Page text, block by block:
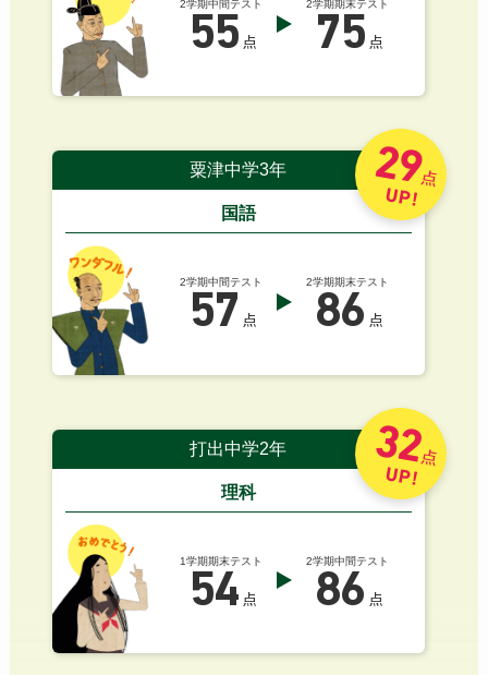
2学期中間テスト
55 点
2学期期末テスト
75 点
粟津中学3年
国語
2学期中間テスト
57 点
2学期期末テスト
86 点
29点
UP!
打出中学2年
理科
1学期期末テスト
54 点
2学期中間テスト
86 点
32点
UP!